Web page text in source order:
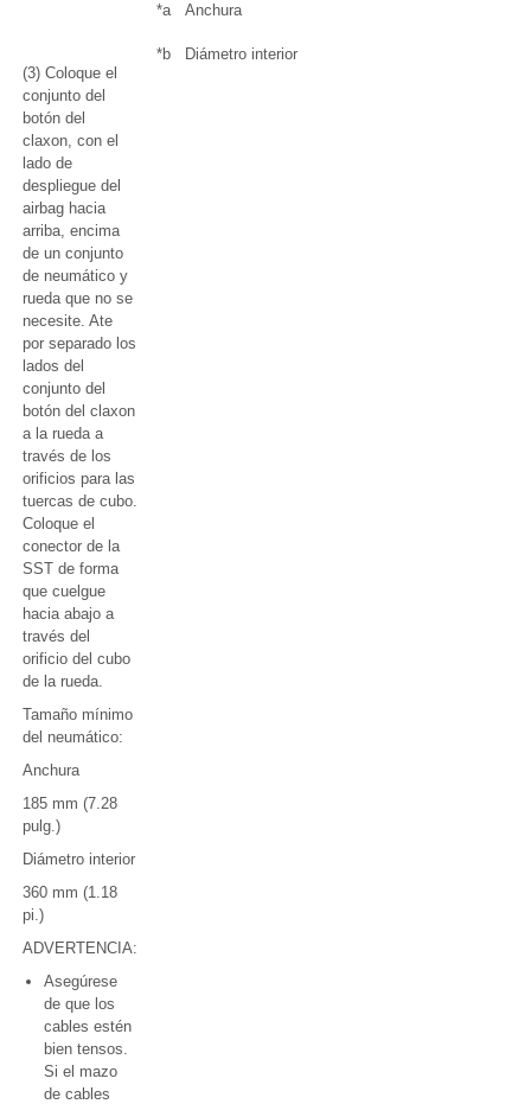
(3) Coloque el
conjunto del
botón del
claxon, con el
lado de
despliegue del
airbag hacia
arriba, encima
de un conjunto
de neumático y
rueda que no se
necesite. Ate
por separado los
lados del
conjunto del
botón del claxon
a la rueda a
través de los
orificios para las
tuercas de cubo.
Coloque el
conector de la
SST de forma
que cuelgue
hacia abajo a
través del
orificio del cubo
de la rueda.
Tamaño mínimo
del neumático:
Anchura
185 mm (7.28
pulg.)
Diámetro interior
360 mm (1.18
pi.)
ADVERTENCIA:
Asegúrese
de que los
cables estén
bien tensos.
Si el mazo
de cables
*a Anchura
*b Diámetro interior